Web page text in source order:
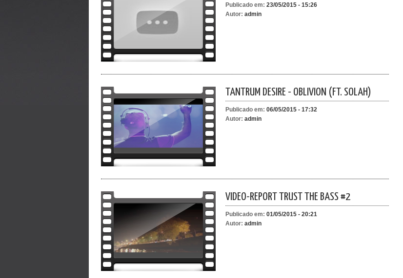
Publicado em: 23/05/2015 - 15:26
Autor: admin
TANTRUM DESIRE - OBLIVION (FT. SOLAH)
Publicado em: 06/05/2015 - 17:32
Autor: admin
VIDEO-REPORT TRUST THE BASS #2
Publicado em: 01/05/2015 - 20:21
Autor: admin